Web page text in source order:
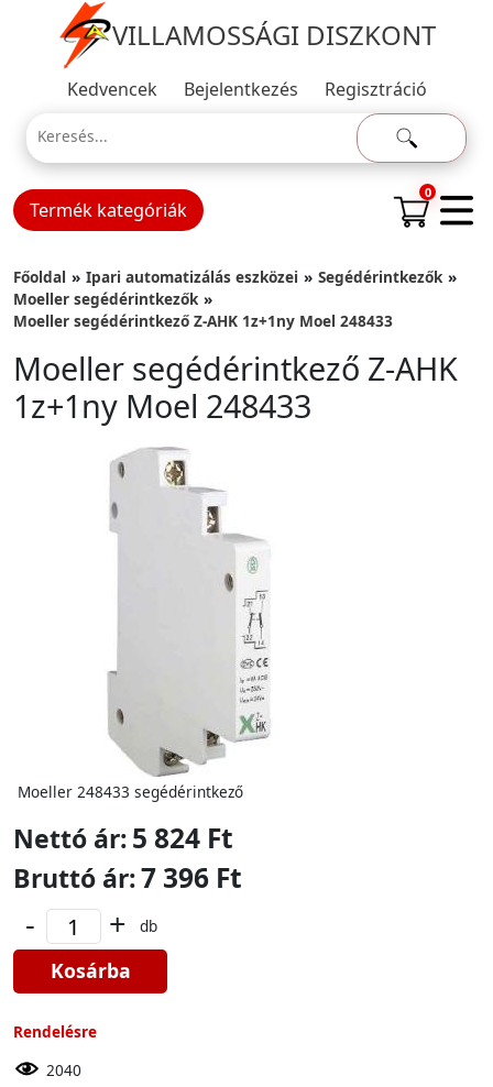
VILLAMOSSÁGI DISZKONT
Kedvencek Bejelentkezés Regisztráció
Termék kategóriák
0
Főoldal Ipari automatizálás eszközei
Segédérintkezők
Moeller segédérintkezők
Moeller segédérintkező Z-AHK 1z+1ny Moel 248433
Moeller segédérintkező Z-AHK
1z+1ny Moel 248433
Moeller 248433 segédérintkező
Nettó ár:5 824 Ft
Bruttó ár:7 396 Ft
- + db
Kosárba
Rendelésre
2040